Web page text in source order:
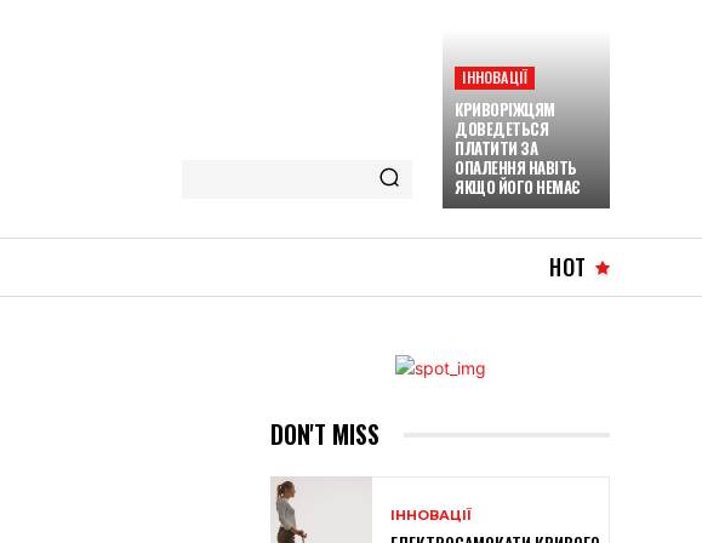
ІННОВАЦІЇ
КРИВОРІЖЦЯМ
ДОВЕДЕТЬСЯ
ПЛАТИТИ ЗА
ОПАЛЕННЯ НАВІТЬ
ЯКЩО ЙОГО НЕМАЄ
HOT
DON'T MISS
ІННОВАЦІЇ